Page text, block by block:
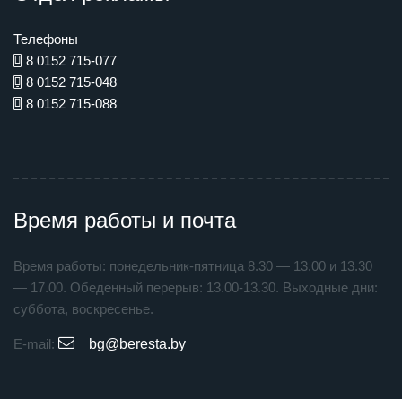
Телефоны
8 0152 715-077
8 0152 715-048
8 0152 715-088
Время работы и почта
Время работы: понедельник-пятница 8.30 — 13.00 и 13.30
— 17.00. Обеденный перерыв: 13.00-13.30. Выходные дни:
суббота, воскресенье.
E-mail: bg@beresta.by